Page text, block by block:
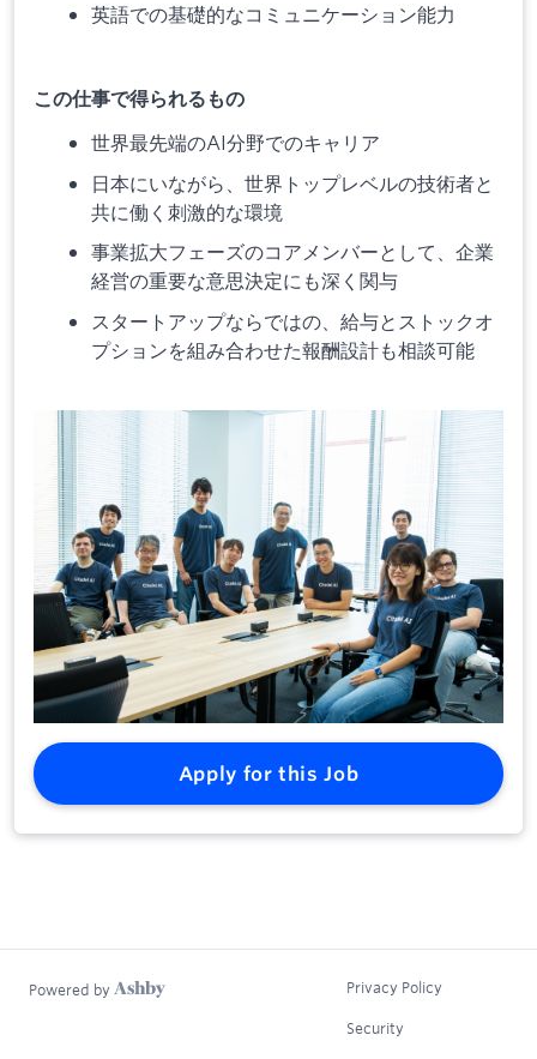
英語での基礎的なコミュニケーション能力
この仕事で得られるもの
世界最先端のAI分野でのキャリア
日本にいながら、世界トップレベルの技術者と
共に働く刺激的な環境
事業拡大フェーズのコアメンバーとして、企業
経営の重要な意思決定にも深く関与
スタートアップならではの、給与とストックオ
プションを組み合わせた報酬設計も相談可能
Apply for this Job
Powered by Privacy Policy
Security